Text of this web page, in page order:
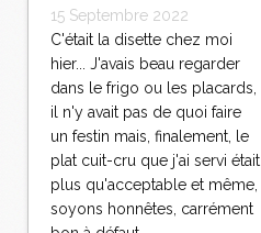
15 Septembre 2022
C'était la disette chez moi
hier... J'avais beau regarder
dans le frigo ou les placards,
il n'y avait pas de quoi faire
un festin mais, finalement, le
plat cuit-cru que j'ai servi était
plus qu'acceptable et même,
soyons honnêtes, carrément